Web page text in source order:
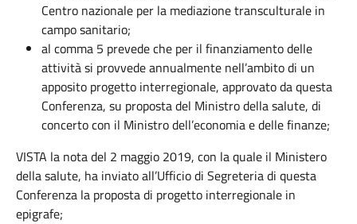
Centro nazionale per la mediazione transculturale in
campo sanitario;
al comma 5 prevede che per il finanziamento delle
attività si provvede annualmente nell’ambito di un
apposito progetto interregionale, approvato da questa
Conferenza, su proposta del Ministro della salute, di
concerto con il Ministro dell’economia e delle finanze;
VISTA la nota del 2 maggio 2019, con la quale il Ministero
della salute, ha inviato all’Ufficio di Segreteria di questa
Conferenza la proposta di progetto interregionale in
epigrafe;